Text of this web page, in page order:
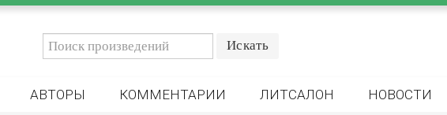
АВТОРЫ КОММЕНТАРИИ ЛИТСАЛОН НОВОСТИ